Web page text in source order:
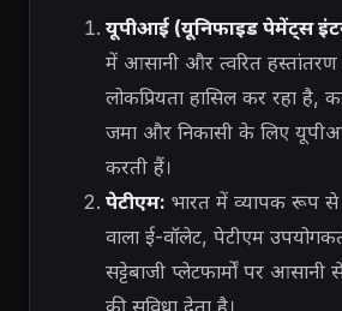
यूपीआई (यूनिफाइड पेमेंट्स
में आसानी और त्वरित
लोकप्रियता हासिल कर रहा है,
जमा और निकासी के लिए
करती हैं।
पेटीएम: भारत में व्यापक रूप से
वाला ई-वॉलेट, पेटीएम
सट्टेबाजी प्लेटफार्मों पर